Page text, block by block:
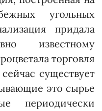
угольных
придала
известному
торговля
существует
это сырье
периодически